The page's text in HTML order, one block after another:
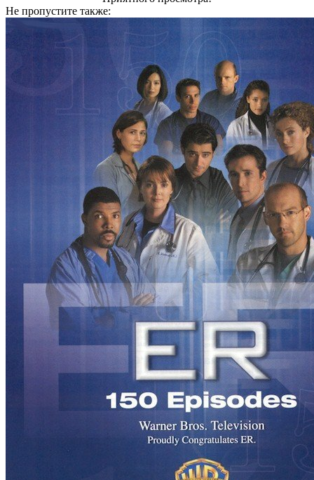
Не пропустите также: